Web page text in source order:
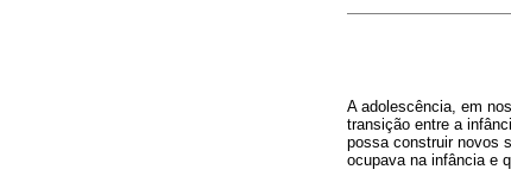
A adolescência, em
transição entre a
possa construir novos
ocupava na infância e